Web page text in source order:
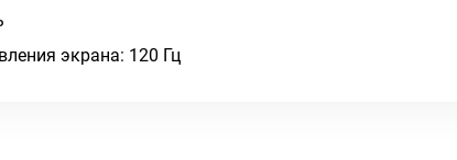
экрана: 120 Гц